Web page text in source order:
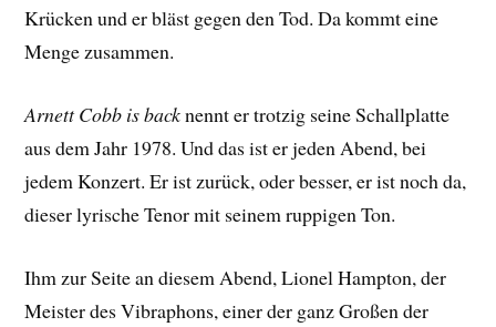
Krücken und er bläst gegen den Tod. Da kommt eine
Menge zusammen.
Arnett Cobb is backnennt er trotzig seine Schallplatte
aus dem Jahr 1978. Und das ist er jeden Abend, bei
jedem Konzert. Er ist zurück, oder besser, er ist noch da,
dieser lyrische Tenor mit seinem ruppigen Ton.
Ihm zur Seite an diesem Abend, Lionel Hampton, der
Meister des Vibraphons, einer der ganz Großen der